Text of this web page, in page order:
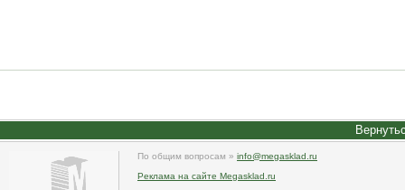
По общим вопросам » info@megasklad.ru
Реклама на сайте Megasklad.ru